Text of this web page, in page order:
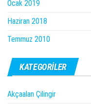
Ocak 2019
Haziran 2018
Temmuz 2010
KATEGORILER
Akçaalan Çilingir